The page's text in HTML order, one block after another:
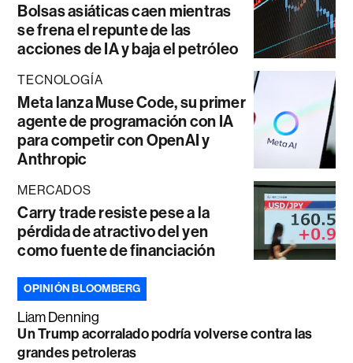
Bolsas asiáticas caen mientras
se frena el repunte de las
acciones de IA y baja el petróleo
TECNOLOGÍA
Meta lanza Muse Code, su primer
agente de programación con IA
para competir con OpenAI y
Anthropic
MERCADOS
Carry trade resiste pese a la
pérdida de atractivo del yen
como fuente de financiación
OPINIÓN BLOOMBERG
Liam Denning
Un Trump acorralado podría volverse contra las
grandes petroleras